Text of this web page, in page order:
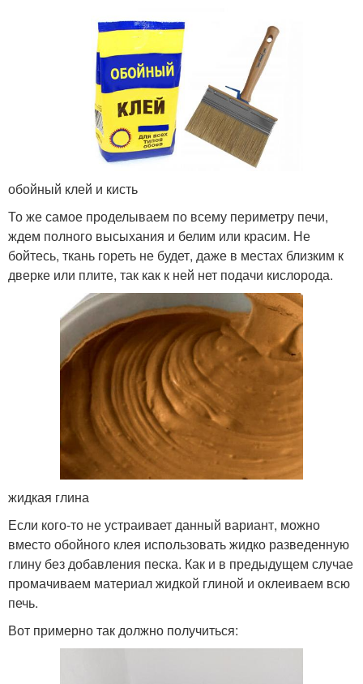
обойный клей и кисть
То же самое проделываем по всему периметру печи,
ждем полного высыхания и белим или красим. Не
бойтесь, ткань гореть не будет, даже в местах близким к
дверке или плите, так как к ней нет подачи кислорода.
жидкая глина
Если кого-то не устраивает данный вариант, можно
вместо обойного клея использовать жидко разведенную
глину без добавления песка. Как и в предыдущем случае
промачиваем материал жидкой глиной и оклеиваем всю
печь.
Вот примерно так должно получиться: